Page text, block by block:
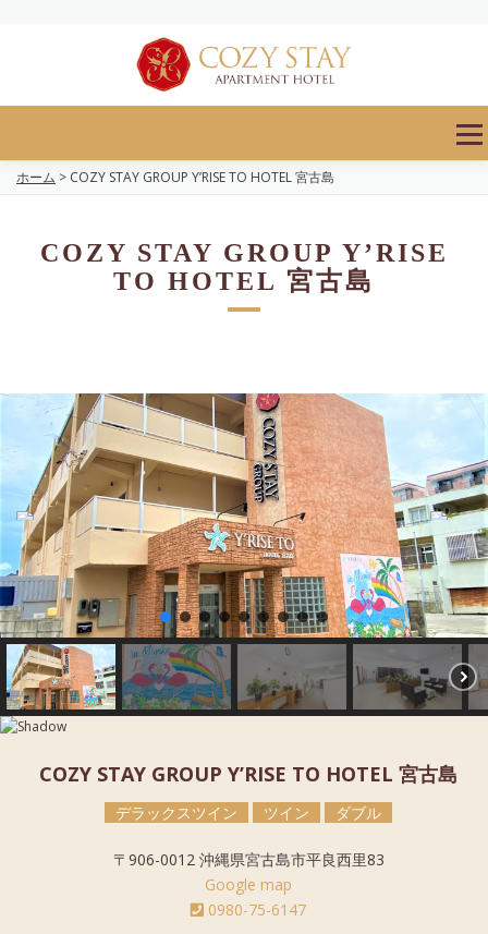
ホーム > COZY STAY GROUP Y’RISE TO HOTEL 宮古島
COZY STAY GROUP Y’RISE
TO HOTEL 宮古島
COZY STAY GROUP Y’RISE TO HOTEL 宮古島
デラックスツイン ツイン ダブル
〒906-0012 沖縄県宮古島市平良西里83
Google map
0980-75-6147